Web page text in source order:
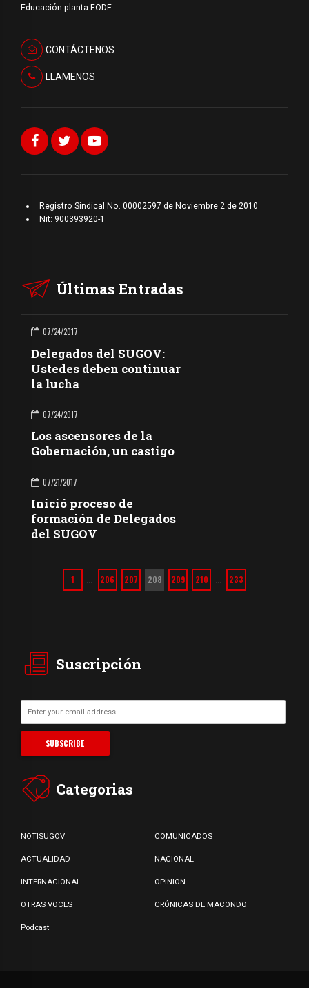
Educación planta FODE .
CONTÁCTENOS
LLAMENOS
Registro Sindical No. 00002597 de Noviembre 2 de 2010
Nit: 900393920-1
Últimas Entradas
07/24/2017
Delegados del SUGOV:
Ustedes deben continuar
la lucha
07/24/2017
Los ascensores de la
Gobernación, un castigo
07/21/2017
Inició proceso de
formación de Delegados
del SUGOV
1 206 207 208 209 210 233
Suscripción
Categorias
NOTISUGOV COMUNICADOS
ACTUALIDAD NACIONAL
INTERNACIONAL OPINION
OTRAS VOCES CRÓNICAS DE MACONDO
Podcast